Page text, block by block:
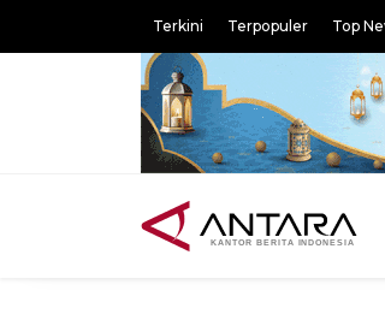
Terkini Terpopuler Top